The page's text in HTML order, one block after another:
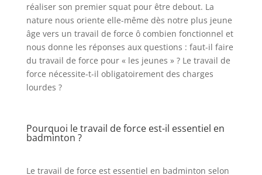
réaliser son premier squat pour être debout. La
nature nous oriente elle-même dès notre plus jeune
âge vers un travail de force ô combien fonctionnel et
nous donne les réponses aux questions : faut-il faire
du travail de force pour « les jeunes » ? Le travail de
force nécessite-t-il obligatoirement des charges
lourdes ?
Pourquoi le travail de force est-il essentiel en
badminton ?
Le travail de force est essentiel en badminton selon